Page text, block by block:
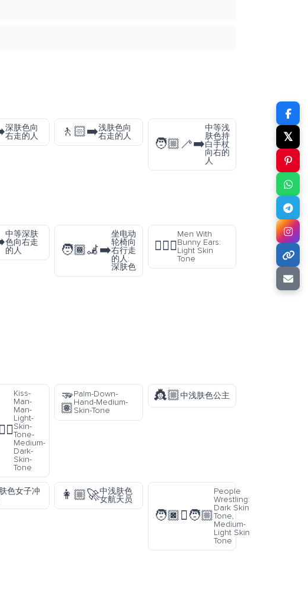
深肤色向
右走的人
🚶🏻‍➡️浅肤色向
右走的人
🧑🏼‍🦯‍➡️
中等浅
肤色持
白手杖
向右的
人
中等深肤
色向右走
的人
🧑🏾‍🦼‍➡️
坐电动
轮椅向
右行走
的人:
深肤色
👯🏻‍♂️
Men With
Bunny Ears:
Light Skin
Tone
Kiss-
Man-
Man-
Light-
Skin-
Tone-
Medium-
Dark-
Skin-
Tone
🫳
🏽
Palm-Down-
Hand-Medium-
Skin-Tone
👸🏼中浅肤色公主
色女子冲
👩🏼‍🚀中浅肤色
女航天员
🧑🏿‍🫯‍🧑🏼
People
Wrestling:
Dark Skin
Tone,
Medium-
Light Skin
Tone
𝕏